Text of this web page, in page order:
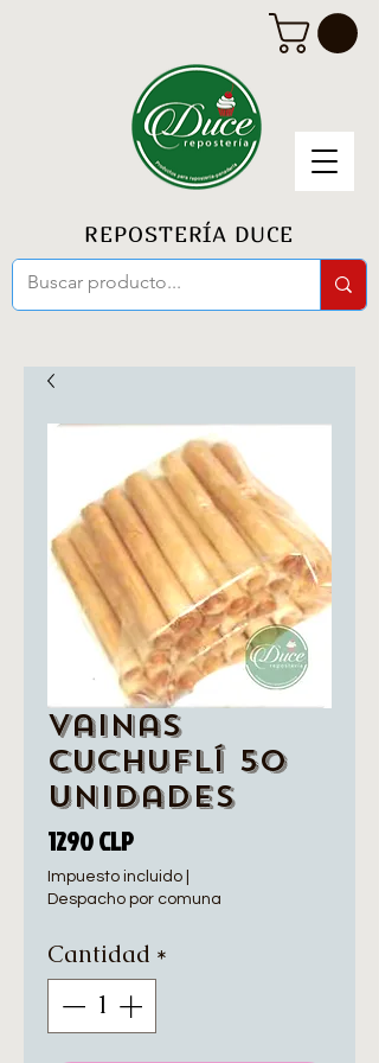
REPOSTERÍA DUCE
Vainas
Cuchuflí 50
unidades
1290 CLPPrecio
Impuesto incluido
Despacho por comuna
Cantidad *